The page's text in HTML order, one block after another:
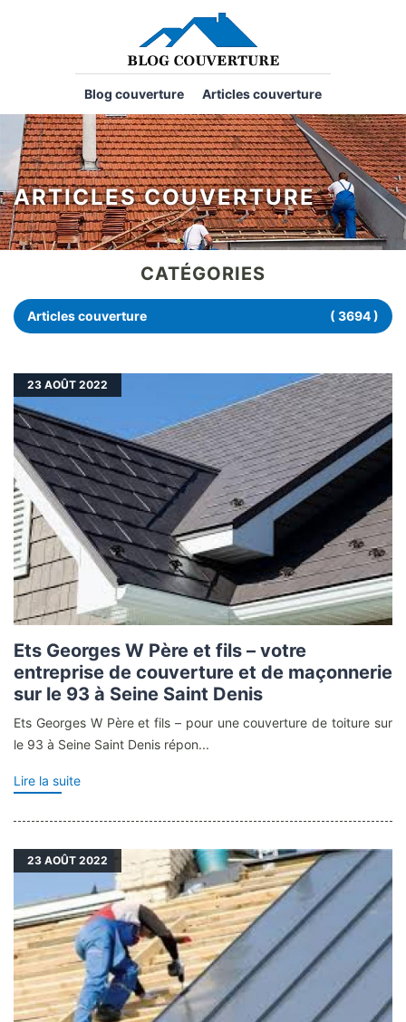
Blog couverture Articles couverture
ARTICLES COUVERTURE
CATÉGORIES
Articles couverture ( 3694 )
23 AOÛT 2022
Ets Georges W Père et fils – votre
entreprise de couverture et de maçonnerie
sur le 93 à Seine Saint Denis
Ets Georges W Père et fils – pour une couverture de toiture sur
le 93 à Seine Saint Denis répon...
Lire la suite
23 AOÛT 2022